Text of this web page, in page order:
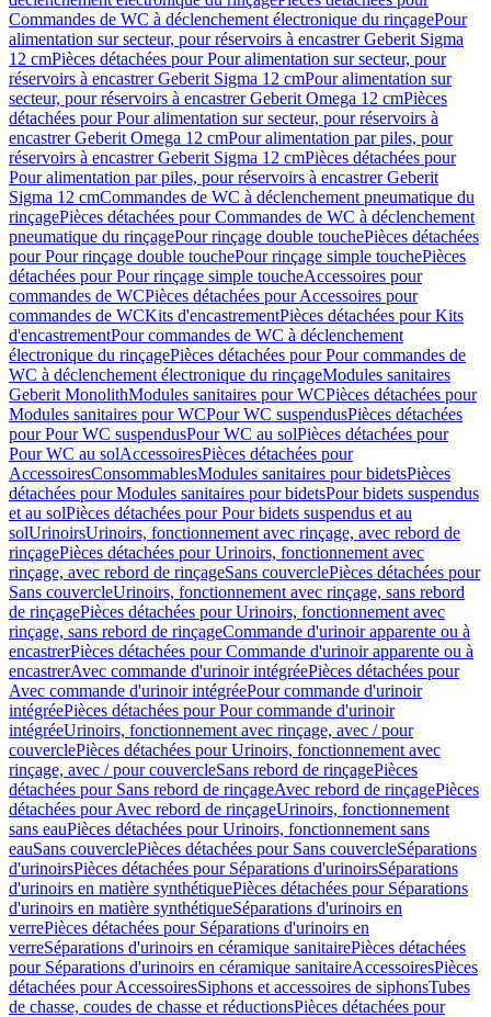
Commandes de WC à déclenchement électronique du rinçagePour
alimentation sur secteur, pour réservoirs à encastrer Geberit Sigma
12 cmPièces détachées pour Pour alimentation sur secteur, pour
réservoirs à encastrer Geberit Sigma 12 cmPour alimentation sur
secteur, pour réservoirs à encastrer Geberit Omega 12 cmPièces
détachées pour Pour alimentation sur secteur, pour réservoirs à
encastrer Geberit Omega 12 cmPour alimentation par piles, pour
réservoirs à encastrer Geberit Sigma 12 cmPièces détachées pour
Pour alimentation par piles, pour réservoirs à encastrer Geberit
Sigma 12 cmCommandes de WC à déclenchement pneumatique du
rinçagePièces détachées pour Commandes de WC à déclenchement
pneumatique du rinçagePour rinçage double touchePièces détachées
pour Pour rinçage double touchePour rinçage simple touchePièces
détachées pour Pour rinçage simple toucheAccessoires pour
commandes de WCPièces détachées pour Accessoires pour
commandes de WCKits d'encastrementPièces détachées pour Kits
d'encastrementPour commandes de WC à déclenchement
électronique du rinçagePièces détachées pour Pour commandes de
WC à déclenchement électronique du rinçageModules sanitaires
Geberit MonolithModules sanitaires pour WCPièces détachées pour
Modules sanitaires pour WCPour WC suspendusPièces détachées
pour Pour WC suspendusPour WC au solPièces détachées pour
Pour WC au solAccessoiresPièces détachées pour
AccessoiresConsommablesModules sanitaires pour bidetsPièces
détachées pour Modules sanitaires pour bidetsPour bidets suspendus
et au solPièces détachées pour Pour bidets suspendus et au
solUrinoirsUrinoirs, fonctionnement avec rinçage, avec rebord de
rinçagePièces détachées pour Urinoirs, fonctionnement avec
rinçage, avec rebord de rinçageSans couverclePièces détachées pour
Sans couvercleUrinoirs, fonctionnement avec rinçage, sans rebord
de rinçagePièces détachées pour Urinoirs, fonctionnement avec
rinçage, sans rebord de rinçageCommande d'urinoir apparente ou à
encastrerPièces détachées pour Commande d'urinoir apparente ou à
encastrerAvec commande d'urinoir intégréePièces détachées pour
Avec commande d'urinoir intégréePour commande d'urinoir
intégréePièces détachées pour Pour commande d'urinoir
intégréeUrinoirs, fonctionnement avec rinçage, avec / pour
couverclePièces détachées pour Urinoirs, fonctionnement avec
rinçage, avec / pour couvercleSans rebord de rinçagePièces
détachées pour Sans rebord de rinçageAvec rebord de rinçagePièces
détachées pour Avec rebord de rinçageUrinoirs, fonctionnement
sans eauPièces détachées pour Urinoirs, fonctionnement sans
eauSans couverclePièces détachées pour Sans couvercleSéparations
d'urinoirsPièces détachées pour Séparations d'urinoirsSéparations
d'urinoirs en matière synthétiquePièces détachées pour Séparations
d'urinoirs en matière synthétiqueSéparations d'urinoirs en
verrePièces détachées pour Séparations d'urinoirs en
verreSéparations d'urinoirs en céramique sanitairePièces détachées
pour Séparations d'urinoirs en céramique sanitaireAccessoiresPièces
détachées pour AccessoiresSiphons et accessoires de siphonsTubes
de chasse, coudes de chasse et réductionsPièces détachées pour